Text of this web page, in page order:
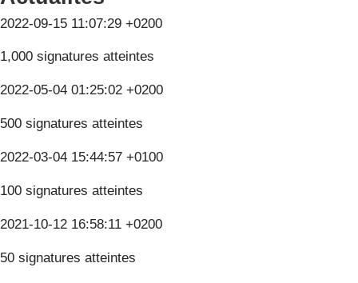
2022-09-15 11:07:29 +0200
1,000 signatures atteintes
2022-05-04 01:25:02 +0200
500 signatures atteintes
2022-03-04 15:44:57 +0100
100 signatures atteintes
2021-10-12 16:58:11 +0200
50 signatures atteintes